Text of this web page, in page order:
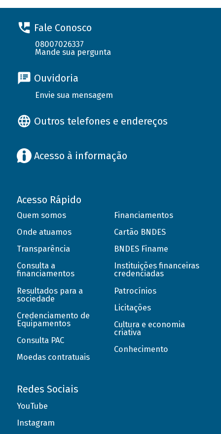
Fale Conosco
08007026337
Mande sua pergunta
Ouvidoria
Envie sua mensagem
Outros telefones e endereços
Acesso à informação
Acesso Rápido
Quem somos
Onde atuamos
Transparência
Consulta a
financiamentos
Resultados para a
sociedade
Credenciamento de
Equipamentos
Consulta PAC
Moedas contratuais
Financiamentos
Cartão BNDES
BNDES Finame
Instituições financeiras
credenciadas
Patrocínios
Licitações
Cultura e economia
criativa
Conhecimento
Redes Sociais
YouTube
Instagram